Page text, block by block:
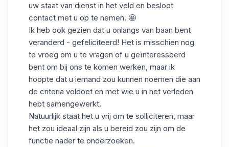
uw staat van dienst in het veld en besloot
contact met u op te nemen. 🤩
Ik heb ook gezien dat u onlangs van baan bent
veranderd - gefeliciteerd! Het is misschien nog
te vroeg om u te vragen of u geïnteresseerd
bent om bij ons te komen werken, maar ik
hoopte dat u iemand zou kunnen noemen die aan
de criteria voldoet en met wie u in het verleden
hebt samengewerkt.
Natuurlijk staat het u vrij om te solliciteren, maar
het zou ideaal zijn als u bereid zou zijn om de
functie nader te onderzoeken.